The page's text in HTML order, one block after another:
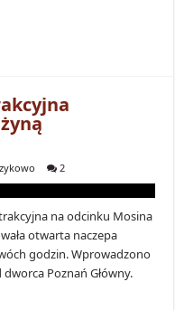
2
na odcinku Mosina
otwarta naczepa
godzin. Wprowadzono
Poznań Główny.